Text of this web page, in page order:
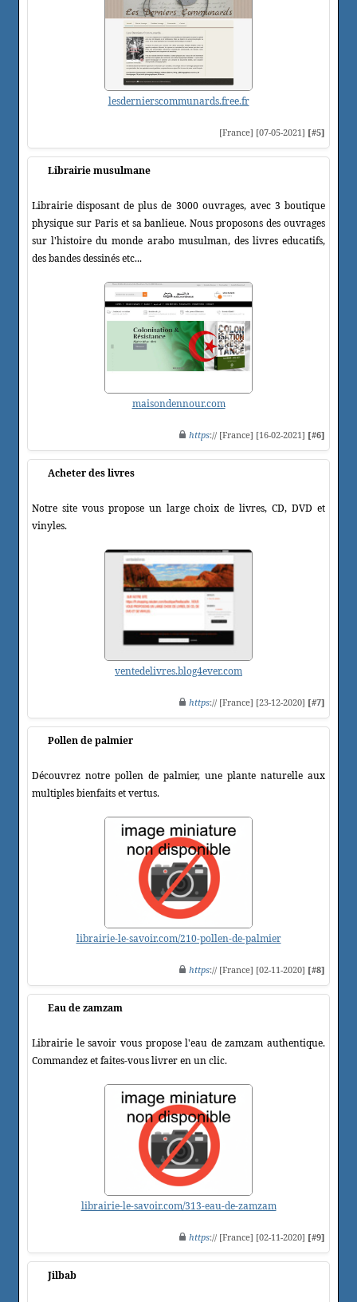
lesdernierscommunards.free.fr
[France] [07-05-2021] [#5]
Librairie musulmane
Librairie disposant de plus de 3000 ouvrages, avec 3 boutique
physique sur Paris et sa banlieue. Nous proposons des ouvrages
sur l'histoire du monde arabo musulman, des livres educatifs,
des bandes dessinés etc...
maisondennour.com
https:// [France] [16-02-2021] [#6]
Acheter des livres
Notre site vous propose un large choix de livres, CD, DVD et
vinyles.
ventedelivres.blog4ever.com
https:// [France] [23-12-2020] [#7]
Pollen de palmier
Découvrez notre pollen de palmier, une plante naturelle aux
multiples bienfaits et vertus.
librairie-le-savoir.com/210-pollen-de-palmier
https:// [France] [02-11-2020] [#8]
Eau de zamzam
Librairie le savoir vous propose l'eau de zamzam authentique.
Commandez et faites-vous livrer en un clic.
librairie-le-savoir.com/313-eau-de-zamzam
https:// [France] [02-11-2020] [#9]
Jilbab